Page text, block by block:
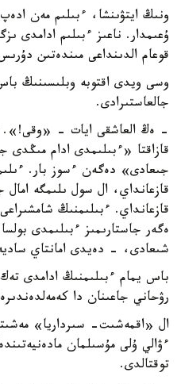
ونىڭ ايتۋىنشا، ءبىلىم مەن
ۇعىمدار. ناعىز ءبىلىم ادامدى
قوعام الدىنداعى مىندەتىن
وسى ويدى اقتوبە وبلىسىنىڭ
جالعاستىرادى.
- ەڭ العاشقى ايات - «وقى!».
قازاقتا «ءبىلىمدى ادام مىڭدى
جىعادى» دەگەن ءسوز بار.
قازعانداي، ال سول ىلىمگە
قازعانداي. ءبىلىمنىڭ
ەگەر جاستارىمىز ءبىلىمدى
شىعادى، - دەيدى امانتاي
باس يمام ءبىلىمنىڭ ادامدى
رۋحاني جاعىنان دا
ال «اقمەشىت- سىرداريا»
ءۋالي ۇلى مۇسىلمان
توقتالدى.